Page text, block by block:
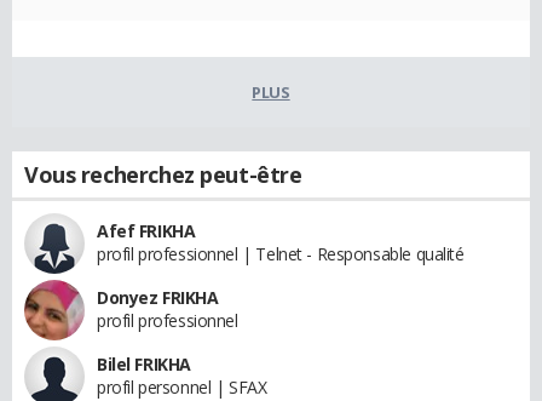
PLUS
Vous recherchez peut-être
Afef FRIKHA
profil professionnel | Telnet - Responsable qualité
Donyez FRIKHA
profil professionnel
Bilel FRIKHA
profil personnel | SFAX